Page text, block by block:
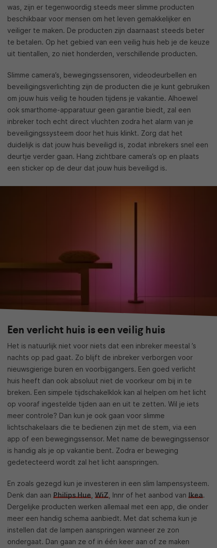
was, zijn er tegenwoordig steeds meer slimme producten
beschikbaar voor mensen om het leven gemakkelijker en
veiliger te maken. De producten zijn daarnaast steeds beter
te betalen. Op het gebied van een veilig huis heb je de keuze
uit tientallen, zo niet honderden, verschillende producten.
Slimme camera’s, bewegingssensoren, videodeurbellen en
beveiligingsverlichting zijn de producten die je kunt gebruiken
om jouw huis veilig te houden tijdens je vakantie. Alhoewel
ook smarthome-apparatuur geen garantie biedt, zal een
inbreker toch echt direct vluchten zodra het alarm van je
beveiligingssysteem door het huis klinkt. Zorg dat het
duidelijk is dat jouw huis beveiligd is, zodat inbrekers snel een
deurtje verder gaan. Hang zichtbare camera’s op en plaats
een sticker op de deur dat jouw huis beveiligd is.
Een verlicht huis is een veilig huis
Het is natuurlijk niet voor niets dat een inbreker meestal ’s
nachts op pad gaat. Zo blijft de inbreker verborgen voor
nieuwsgierige buren en voorbijgangers. Een goed verlicht
huis heeft dan ook absoluut niet de voorkeur om bij in te
breken. Een simpele tijdschakelklok kan al helpen om het licht
op vooraf ingestelde tijden aan en uit te zetten. Wil je iets
meer controle? Dan kun je ook gaan voor slimme
lichtschakelaars die te bedienen zijn met de stem, via een
app of een bewegingssensor. Met name de bewegingssensor
is handig als je op vakantie bent. Zodra er beweging
gedetecteerd wordt zal het licht aanspringen.
En zoals gezegd kun je investeren in een slim lampensysteem.
Denk dan aan Philips Hue WiZ , Innr of het aanbod van Ikea.
Dergelijke producten werken allemaal met een app, die onder
meer een handig schema aanbiedt. Met dat schema kun je
instellen dat de lampen aanspringen wanneer ze zon
ondergaat. Dan gaan ze of in één keer aan of ze maken